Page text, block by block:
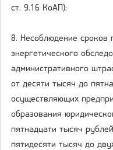
ст. 9.16 КоАП):
8. Несоблюдение сроков
энергетического
административного
от десяти тысяч до
осуществляющих
образования
пятнадцати тысяч
пятидесяти тысяч до